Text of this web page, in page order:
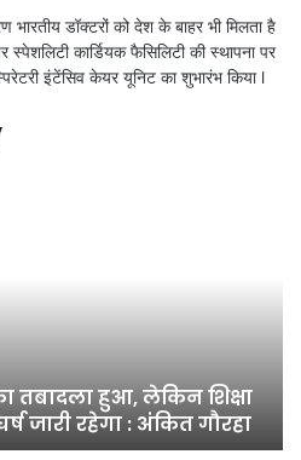
भारतीय डॉक्टरों को देश के बाहर भी मिलता है
स्पेशलिटी कार्डियक फैसिलिटी की स्थापना पर
इंटेंसिव केयर यूनिट का शुभारंभ किया l
तबादला हुआ, लेकिन शिक्षा
जारी रहेगा : अंकित गौरहा